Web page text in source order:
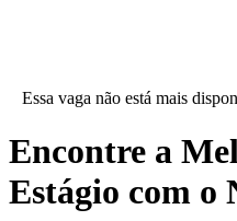
Essa vaga não está mais
Encontre a
Estágio com o